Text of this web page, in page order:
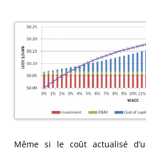
Même si le coût actualisé